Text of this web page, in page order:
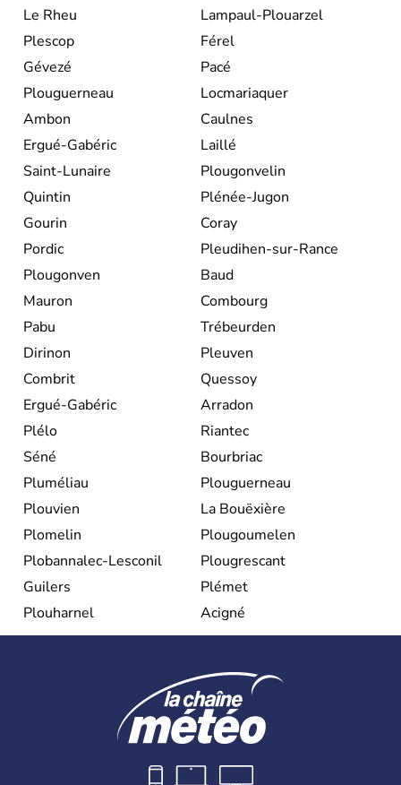
Le Rheu
Lampaul-Plouarzel
Plescop
Férel
Gévezé
Pacé
Plouguerneau
Locmariaquer
Ambon
Caulnes
Ergué-Gabéric
Laillé
Saint-Lunaire
Plougonvelin
Quintin
Plénée-Jugon
Gourin
Coray
Pordic
Pleudihen-sur-Rance
Plougonven
Baud
Mauron
Combourg
Pabu
Trébeurden
Dirinon
Pleuven
Combrit
Quessoy
Ergué-Gabéric
Arradon
Plélo
Riantec
Séné
Bourbriac
Pluméliau
Plouguerneau
Plouvien
La Bouëxière
Plomelin
Plougoumelen
Plobannalec-Lesconil
Plougrescant
Guilers
Plémet
Plouharnel
Acigné